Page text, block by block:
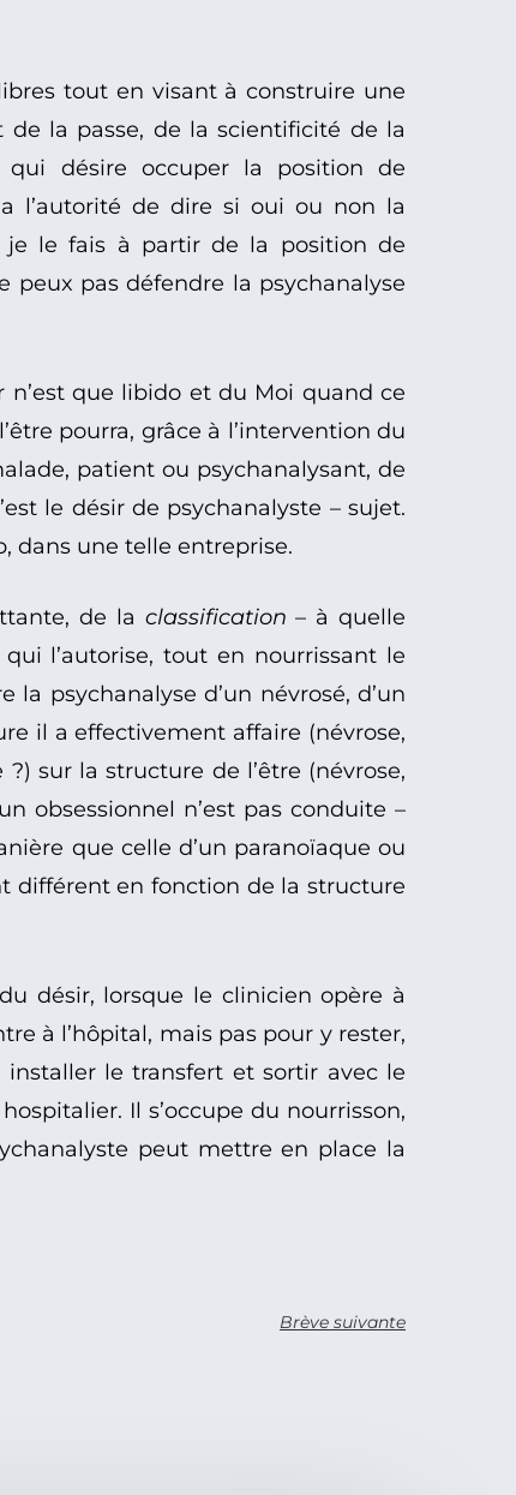
tout en visant à construire une
la passe, de la scientificité de la
désire occuper la position de
l’autorité de dire si oui ou non la
je le fais à partir de la position de
peux pas défendre la psychanalyse
n’est que libido et du Moi quand ce
pourra, grâce à l’intervention du
patient ou psychanalysant, de
le désir de psychanalyste – sujet.
dans une telle entreprise.
de la classification – à quelle
qui l’autorise, tout en nourrissant le
psychanalyse d’un névrosé, d’un
il a effectivement affaire (névrose,
sur la structure de l’être (névrose,
obsessionnel n’est pas conduite –
que celle d’un paranoïaque ou
différent en fonction de la structure
désir, lorsque le clinicien opère à
à l’hôpital, mais pas pour y rester,
installer le transfert et sortir avec le
Il s’occupe du nourrisson,
peut mettre en place la
Brève suivante